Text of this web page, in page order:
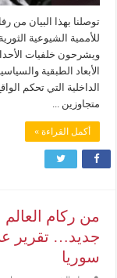
توصلنا بهذا البيان من
للأممية الشيوعية
ويشرحون خلفيات
الأبعاد الطبقية
الداخلية التي تحكم
متجاوزين ...
أكمل القراءة »
من ركام
جديد… تقرير
سوريا